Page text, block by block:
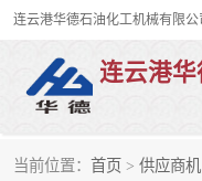
当前位置： 首页 > 供应商机